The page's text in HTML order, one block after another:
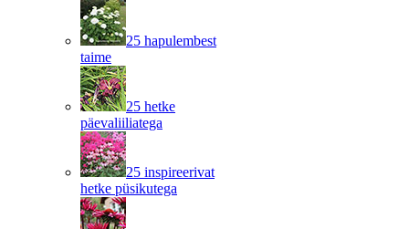
25 hapulembest
taime
25 hetke
päevaliiliatega
25 inspireerivat
hetke püsikutega